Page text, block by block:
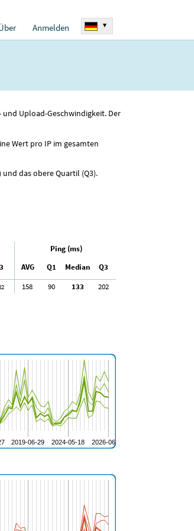
Anmelden ▾
Upload-Geschwindigkeit. Der
Wert pro IP im gesamten
das obere Quartil (Q3).
Ping (ms)
AVG Q1 Median
Q3
158 90 133 202